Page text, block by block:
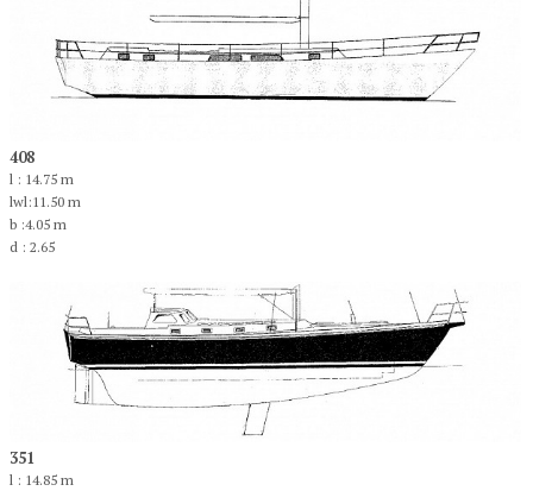
408
l : 14.75 m
lwl:11.50 m
b :4.05 m
d : 2.65
351
l : 14.85 m